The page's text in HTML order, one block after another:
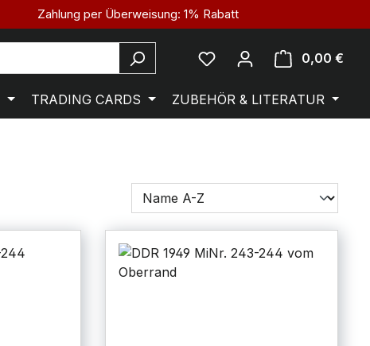
Zahlung per Überweisung: 1% Rabatt
0,00 €
TRADING CARDS ZUBEHÖR & LITERATUR